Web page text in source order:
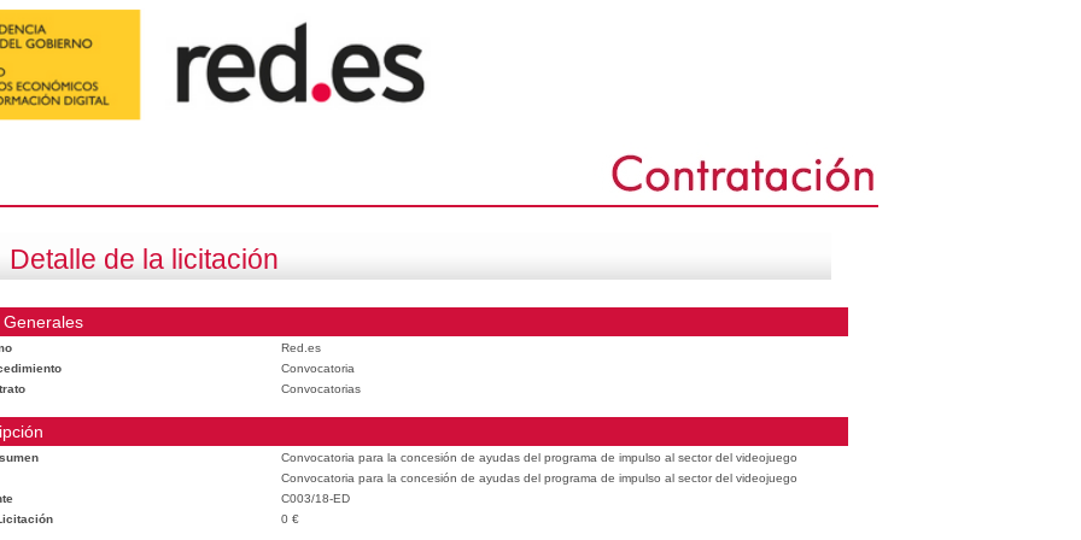
Detalle de la licitación
Red.es
Convocatoria
Convocatorias
Convocatoria para la concesión de ayudas del programa de impulso al sector del videojuego
Convocatoria para la concesión de ayudas del programa de impulso al sector del videojuego
C003/18-ED
0 €